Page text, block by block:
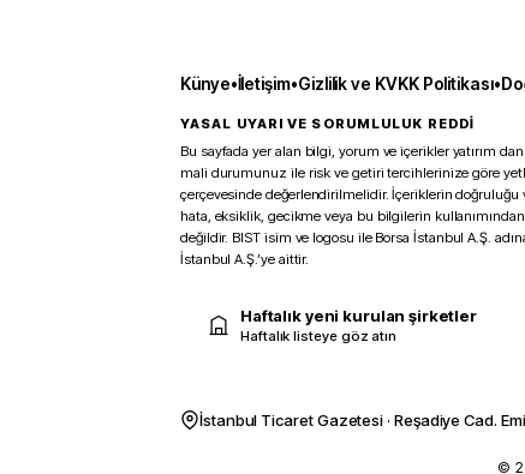
Künye•İletişim•Gizlilik ve KVKK Politikası•
YASAL UYARI VE SORUMLULUK REDDİ
Bu sayfada yer alan bilgi, yorum ve içerikler yatırım
mali durumunuz ile risk ve getiri tercihlerinize göre
çerçevesinde değerlendirilmelidir. İçeriklerin
hata, eksiklik, gecikme veya bu bilgilerin
değildir. BIST isim ve logosu ile Borsa İstanbul A.Ş.
İstanbul A.Ş.’ye aittir.
Haftalık yeni kurulan şirketler
Haftalık listeye göz atın
İstanbul Ticaret Gazetesi · Reşadiye Cad.
©